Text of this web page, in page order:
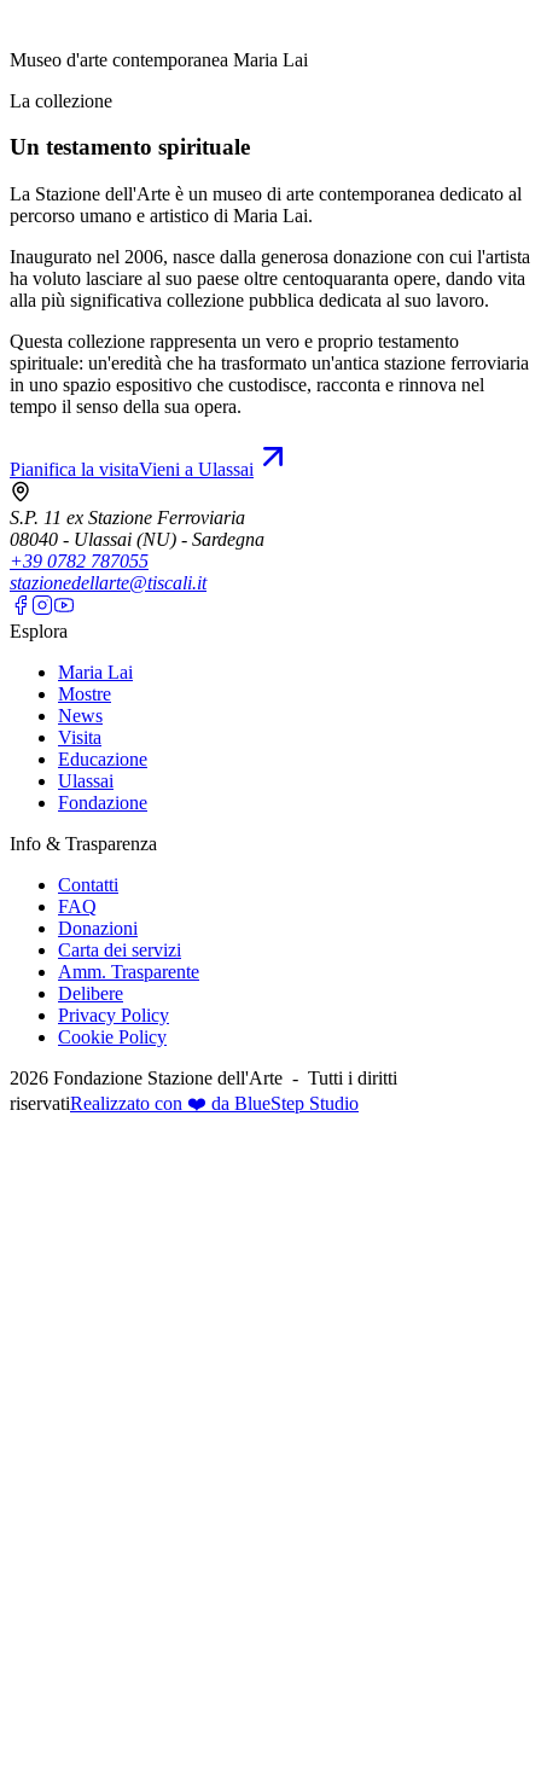
Museo d'arte contemporanea Maria Lai
La collezione
Un testamento spirituale
La Stazione dell'Arte è un museo di arte contemporanea dedicato al
percorso umano e artistico di Maria Lai.
Inaugurato nel 2006, nasce dalla generosa donazione con cui l'artista
ha voluto lasciare al suo paese oltre centoquaranta opere, dando vita
alla più significativa collezione pubblica dedicata al suo lavoro.
Questa collezione rappresenta un vero e proprio testamento
spirituale: un'eredità che ha trasformato un'antica stazione ferroviaria
in uno spazio espositivo che custodisce, racconta e rinnova nel
tempo il senso della sua opera.
Pianifica la visitaVieni a Ulassai
S.P. 11 ex Stazione Ferroviaria
08040 - Ulassai (NU) - Sardegna
+39 0782 787055
stazionedellarte@tiscali.it
Esplora
Maria Lai
Mostre
News
Visita
Educazione
Ulassai
Fondazione
Info & Trasparenza
Contatti
FAQ
Donazioni
Carta dei servizi
Amm. Trasparente
Delibere
Privacy Policy
Cookie Policy
2026 Fondazione Stazione dell'Arte - Tutti i diritti
riservatiRealizzato con ❤️ da BlueStep Studio